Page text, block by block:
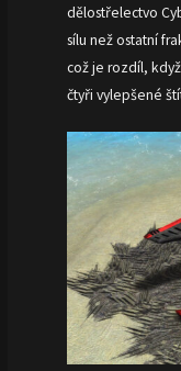
dělostřelectvo
sílu než ostatní
což je rozdíl,
čtyři vylepšené